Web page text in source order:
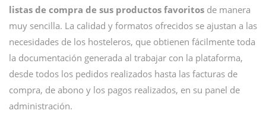
listas de compra de sus productos favoritos de manera
muy sencilla. La calidad y formatos ofrecidos se ajustan a las
necesidades de los hosteleros, que obtienen fácilmente toda
la documentación generada al trabajar con la plataforma,
desde todos los pedidos realizados hasta las facturas de
compra, de abono y los pagos realizados, en su panel de
administración.